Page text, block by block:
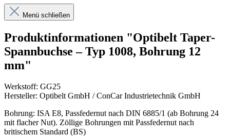
Menü schließen
Produktinformationen "Optibelt Taper-
Spannbuchse – Typ 1008, Bohrung 12
mm"
Werkstoff: GG25
Hersteller: Optibelt GmbH / ConCar Industrietechnik GmbH
Bohrung: ISA E8, Passfedernut nach DIN 6885/1 (ab Bohrung 24
mit flacher Nut). Zöllige Bohrungen mit Passfedernut nach
britischem Standard (BS)